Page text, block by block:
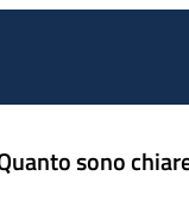
sono